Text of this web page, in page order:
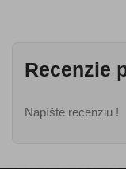
Recenzie
Napíšte recenziu !